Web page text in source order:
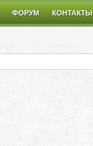
ФОРУМ КОНТАКТЫ